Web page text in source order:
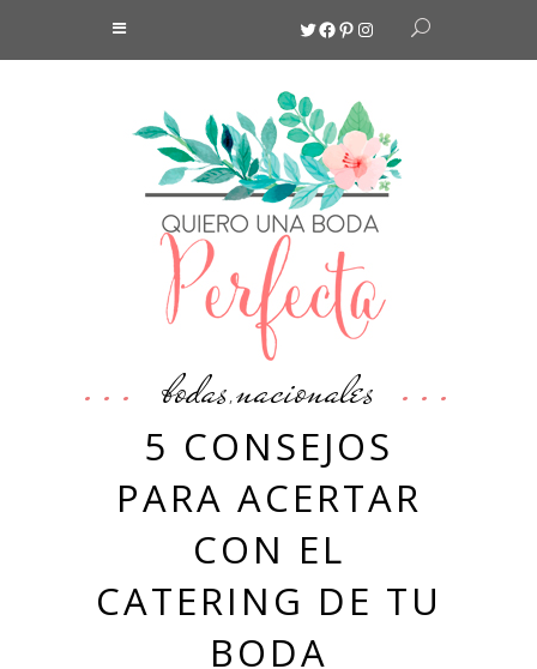
Twitter
Facebook
Pinterest
Instagram
bodas,nacionales
5 CONSEJOS
PARA ACERTAR
CON EL
CATERING DE TU
BODA